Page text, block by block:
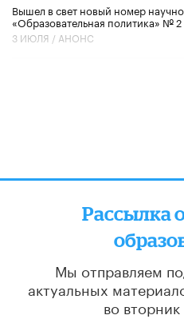
Вышел в свет новый номер
«Образовательная политика» №
3 ИЮЛЯ / АНОНС
Рассылка
Мы отправляем
актуальных
во